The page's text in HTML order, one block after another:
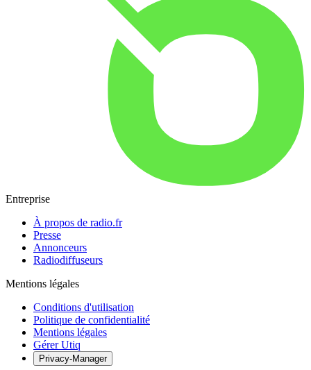
Entreprise
À propos de radio.fr
Presse
Annonceurs
Radiodiffuseurs
Mentions légales
Conditions d'utilisation
Politique de confidentialité
Mentions légales
Gérer Utiq
Privacy-Manager